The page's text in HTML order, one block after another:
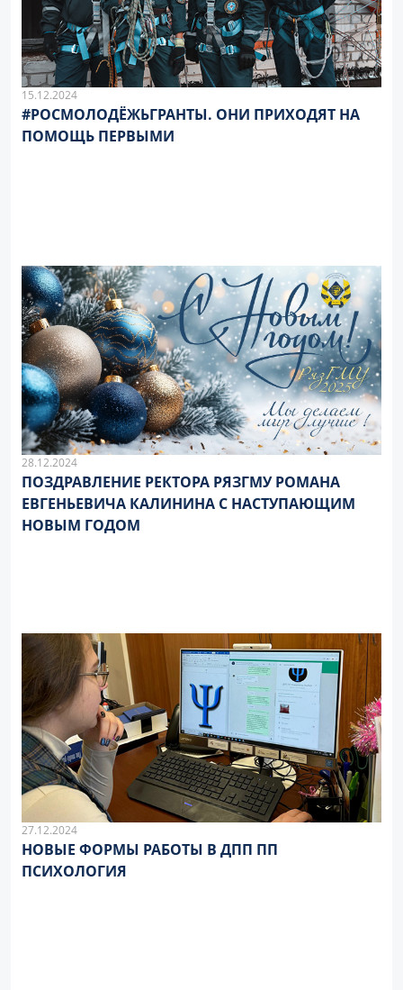
15.12.2024
#РОСМОЛОДЁЖЬГРАНТЫ. ОНИ ПРИХОДЯТ НА
ПОМОЩЬ ПЕРВЫМИ
28.12.2024
ПОЗДРАВЛЕНИЕ РЕКТОРА РЯЗГМУ РОМАНА
ЕВГЕНЬЕВИЧА КАЛИНИНА С НАСТУПАЮЩИМ
НОВЫМ ГОДОМ
27.12.2024
НОВЫЕ ФОРМЫ РАБОТЫ В ДПП ПП
ПСИХОЛОГИЯ